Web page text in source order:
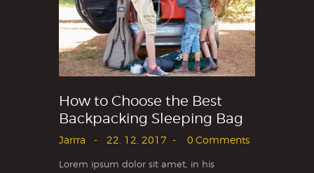
How to Choose the Best
Backpacking Sleeping Bag
Jarrra 22. 12. 2017 0 Comments
Lorem ipsum dolor sit amet, in his